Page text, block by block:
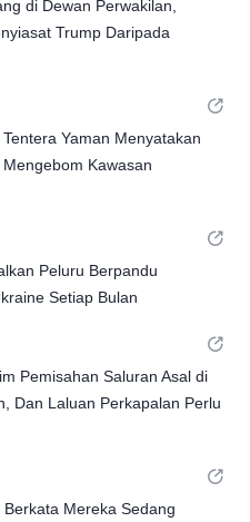
di Dewan Perwakilan,
Trump Daripada
Yaman Menyatakan
Kawasan
Peluru Berpandu
Setiap Bulan
Pemisahan Saluran Asal di
Dan Laluan Perkapalan Perlu
Mereka Sedang